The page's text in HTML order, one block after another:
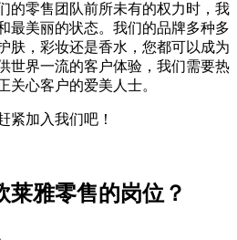
的零售团队前所未有的权力时，我
最美丽的状态。我们的品牌多种多
肤，彩妆还是香水，您都可以成为
世界一流的客户体验，我们需要热
关心客户的爱美人士。
紧加入我们吧！
莱雅零售的岗位？